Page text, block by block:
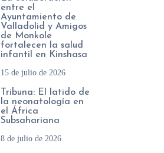
entre el
Ayuntamiento de
Valladolid y Amigos
de Monkole
fortalecen la salud
infantil en Kinshasa
15 de julio de 2026
Tribuna: El latido de
la neonatología en
el África
Subsahariana
8 de julio de 2026